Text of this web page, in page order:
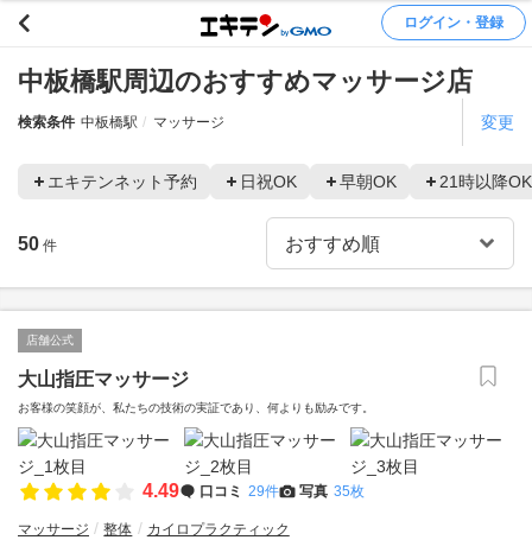
ログイン・登録
中板橋駅周辺のおすすめマッサージ店
検索条件 中板橋駅 マッサージ 変更
エキテンネット予約 日祝OK 早朝OK 21時以降OK
50 件
店舗公式
大山指圧マッサージ
お客様の笑顔が、私たちの技術の実証であり、何よりも励みです。
4.49 口コミ 29件 写真 35枚
マッサージ 整体 カイロプラクティック